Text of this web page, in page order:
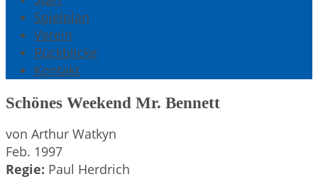
Spielplan
Verein
Rückblicke
Kontakt
Schönes Weekend Mr. Bennett
von Arthur Watkyn
Feb. 1997
Regie: Paul Herdrich